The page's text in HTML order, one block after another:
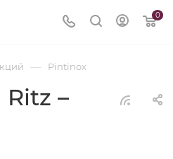
0
— Pintinox
–